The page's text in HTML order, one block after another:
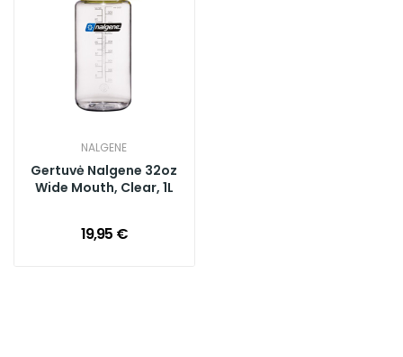
NALGENE
Gertuvė Nalgene 32oz
Wide Mouth, Clear, 1L
19,95 €